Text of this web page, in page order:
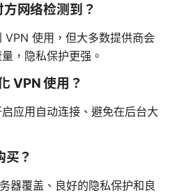
网络检测到？
VPN 使用，但大多数提供商会
，隐私保护更强。
VPN 使用？
应用自动连接、避免在后台大
？
器覆盖、良好的隐私保护和良